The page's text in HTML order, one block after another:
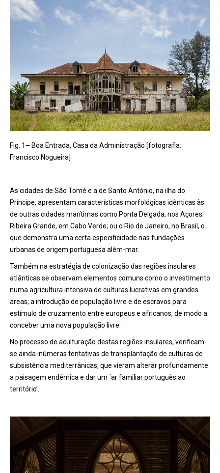
Fig. 1 – Boa Entrada, Casa da Administração [fotografia:
Francisco Nogueira]
As cidades de São Tomé e a de Santo António, na ilha do
Príncipe, apresentam características morfológicas idênticas às
de outras cidades marítimas como Ponta Delgada, nos Açores;
Ribeira Grande, em Cabo Verde; ou o Rio de Janeiro, no Brasil, o
que demonstra uma certa especificidade nas fundações
urbanas de origem portuguesa além-mar.
Também na estratégia de colonização das regiões insulares
atlânticas se observam elementos comuns como o investimento
numa agricultura intensiva de culturas lucrativas em grandes
áreas; a introdução de população livre e de escravos para
estímulo de cruzamento entre europeus e africanos, de modo a
conceber uma nova população livre.
No processo de aculturação destas regiões insulares, verificam-
se ainda inúmeras tentativas de transplantação de culturas de
subsistência mediterrânicas, que vieram alterar profundamente
a paisagem endémica e dar um ´ar familiar português ao
território’.